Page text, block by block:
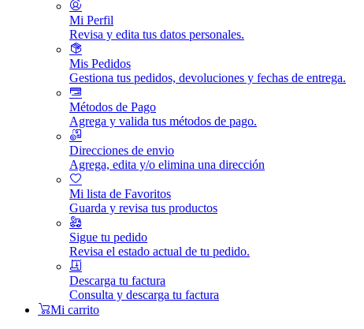
Mi Perfil
Revisa y edita tus datos personales.
Mis Pedidos
Gestiona tus pedidos, devoluciones y fechas de entrega.
Métodos de Pago
Agrega y valida tus métodos de pago.
Direcciones de envio
Agrega, edita y/o elimina una dirección
Mi lista de Favoritos
Guarda y revisa tus productos
Sigue tu pedido
Revisa el estado actual de tu pedido.
Descarga tu factura
Consulta y descarga tu factura
Mi carrito